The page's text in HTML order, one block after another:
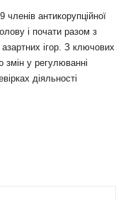
членів антикорупційної
і почати разом з
ігор. З ключових
у регулюванні
діяльності